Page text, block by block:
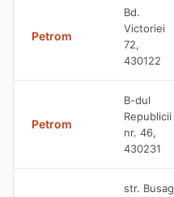
Petrom
Bd.
Victoriei
72,
430122
Petrom
B-dul
Republicii
nr. 46,
430231
str. Busag